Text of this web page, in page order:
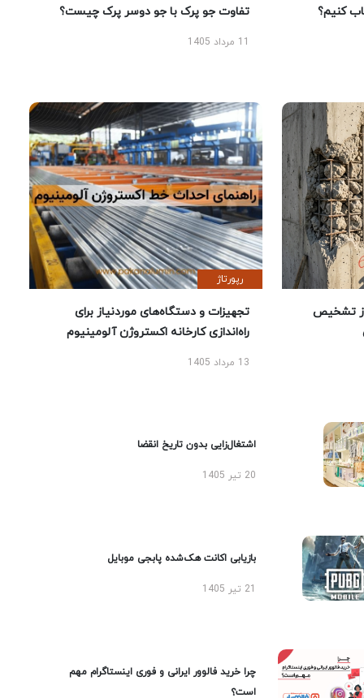
کنیم؟ تفاوت جو پرک با جو دوسر پرک چیست؟
تشخیص
رپورتاژ
تجهیزات و دستگاه‌های موردنیاز برای
راه‌اندازی کارخانه اکستروژن آلومینیوم
13 مرداد 1405
اشتغال‌زایی بدون تاریخ انقضا
20 تیر 1405
بازیابی اکانت هک‌شده پابجی موبایل
چرا خرید فالوور ایرانی و فوری اینستاگرام مهم
است؟